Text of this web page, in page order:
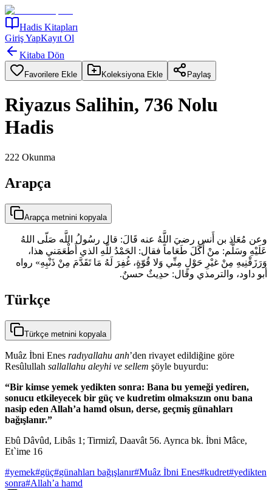
Hadis Kitapları
Giriş YapKayıt Ol
Kitaba Dön
Favorilere Ekle Koleksiyona Ekle Paylaş
Riyazus Salihin, 736 Nolu
Hadis
222 Okunma
Arapça
Arapça metnini kopyala
وعن مُعَاذِ بن أَنسٍ رضيَ اللَّهُ عنه قَالَ: قال رسُولُ اللَّه صَلّى اللهُ
عَلَيْهِ وسَلَّم: منْ أَكَلَ طَعَاماً فقال: الحَمْدُ للَّهِ الذي أَطْعَمَني هذا،
وَرَزَقْنِيهِ مِنْ غيْرِ حَوْلٍ مِنِّي وَلا قُوّةٍ، غُفِرَ لَهُ مَا تَقَدَّمَ مِنْ ذَنْبِهِ» رواه
أبو داود، والترمذي وقال: حدِيثٌ حسنٌ.
Türkçe
Türkçe metnini kopyala
Muâz İbni Enes radıyallahu anh’den rivayet edildiğine göre
Resûlullah sallallahu aleyhi ve sellem şöyle buyurdu:
“Bir kimse yemek yedikten sonra: Bana bu yemeği yediren,
sonucu etkileyecek bir güç ve kudretim olmaksızın onu bana
nasip eden Allah’a hamd olsun, derse, geçmiş günahları
bağışlanır.”
Ebû Dâvûd, Libâs 1; Tirmizî, Daavât 56. Ayrıca bk. İbni Mâce,
Et`ime 16
#yemek#güç#günahları bağışlanır#Muâz İbni Enes#kudret#yedikten
sonra#Allah’a hamd